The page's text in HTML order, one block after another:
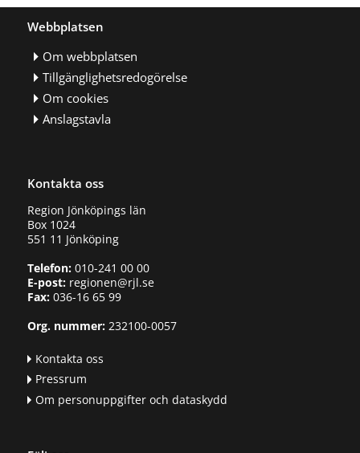
Webbplatsen
Om webbplatsen
Tillgänglighetsredogörelse
Om cookies
Anslagstavla
Kontakta oss
Region Jönköpings län
Box 1024
551 11 Jönköping
Telefon:010-241 00 00
E-post:regionen@rjl.se
Fax: 036-16 65 99
Org. nummer:232100-0057
Kontakta oss
Pressrum
Om personuppgifter och dataskydd